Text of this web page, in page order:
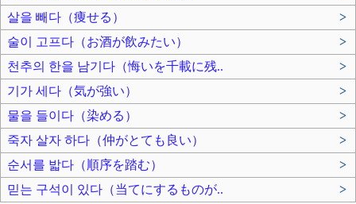
살을 빼다（痩せる）
>
술이 고프다（お酒が飲みたい）
>
천추의 한을 남기다（悔いを千載に残..
>
기가 세다（気が強い）
>
물을 들이다（染める）
>
죽자 살자 하다（仲がとても良い）
>
순서를 밟다（順序を踏む）
>
믿는 구석이 있다（当てにするものが..
>